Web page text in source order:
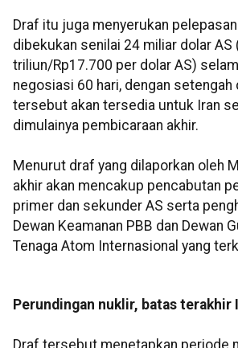
Draf itu juga menyerukan
dibekukan senilai 24 miliar dolar AS
triliun/Rp17.700 per dolar AS)
negosiasi 60 hari, dengan setengah
tersebut akan tersedia untuk Iran
dimulainya pembicaraan akhir.
Menurut draf yang dilaporkan oleh
akhir akan mencakup pencabutan
primer dan sekunder AS serta
Dewan Keamanan PBB dan Dewan
Tenaga Atom Internasional yang
Perundingan nuklir, batas terakhir
Draf tersebut menetapkan periode